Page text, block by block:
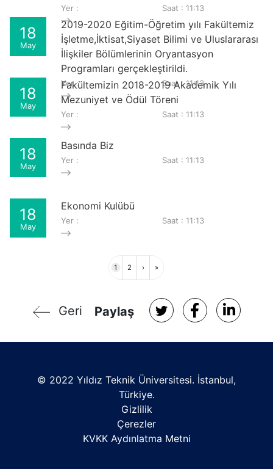
Yer : Saat : 11:13
18
May
2019-2020 Eğitim-Öğretim yılı Fakültemiz
İşletme,İktisat,Siyaset Bilimi ve Uluslararası
İlişkiler Bölümlerinin Oryantasyon
Programları gerçekleştirildi.
Yer : Saat : 11:13
18
May
Fakültemizin 2018-2019 Akademik Yılı
Mezuniyet ve Ödül Töreni
Yer : Saat : 11:13
18
May
Basında Biz
Yer : Saat : 11:13
18
May
Ekonomi Kulübü
Yer : Saat : 11:13
Sayfa
1 Sayfa
2
Sonraki
sayfa
›
Son
»
Geri Paylaş
© 2022 Yıldız Teknik Üniversitesi. İstanbul,
Türkiye.
Gizlilik
Çerezler
KVKK Aydınlatma Metni